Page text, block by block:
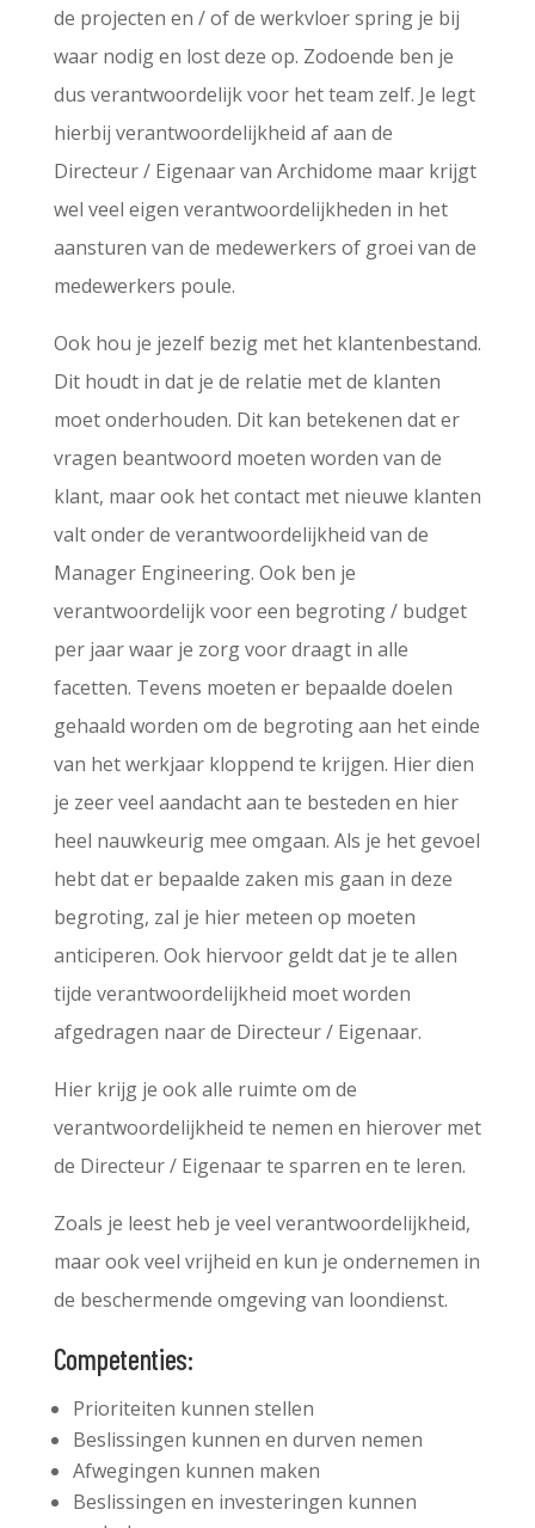
de projecten en / of de werkvloer spring je bij
waar nodig en lost deze op. Zodoende ben je
dus verantwoordelijk voor het team zelf. Je legt
hierbij verantwoordelijkheid af aan de
Directeur / Eigenaar van Archidome maar krijgt
wel veel eigen verantwoordelijkheden in het
aansturen van de medewerkers of groei van de
medewerkers poule.
Ook hou je jezelf bezig met het klantenbestand.
Dit houdt in dat je de relatie met de klanten
moet onderhouden. Dit kan betekenen dat er
vragen beantwoord moeten worden van de
klant, maar ook het contact met nieuwe klanten
valt onder de verantwoordelijkheid van de
Manager Engineering. Ook ben je
verantwoordelijk voor een begroting / budget
per jaar waar je zorg voor draagt in alle
facetten. Tevens moeten er bepaalde doelen
gehaald worden om de begroting aan het einde
van het werkjaar kloppend te krijgen. Hier dien
je zeer veel aandacht aan te besteden en hier
heel nauwkeurig mee omgaan. Als je het gevoel
hebt dat er bepaalde zaken mis gaan in deze
begroting, zal je hier meteen op moeten
anticiperen. Ook hiervoor geldt dat je te allen
tijde verantwoordelijkheid moet worden
afgedragen naar de Directeur / Eigenaar.
Hier krijg je ook alle ruimte om de
verantwoordelijkheid te nemen en hierover met
de Directeur / Eigenaar te sparren en te leren.
Zoals je leest heb je veel verantwoordelijkheid,
maar ook veel vrijheid en kun je ondernemen in
de beschermende omgeving van loondienst.
Competenties:
Prioriteiten kunnen stellen
Beslissingen kunnen en durven nemen
Afwegingen kunnen maken
Beslissingen en investeringen kunnen